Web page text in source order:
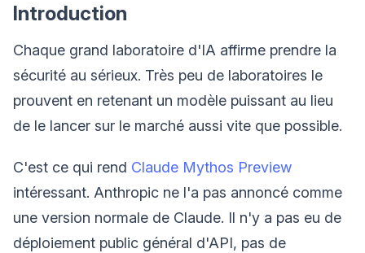
Introduction
Chaque grand laboratoire d'IA affirme prendre la
sécurité au sérieux. Très peu de laboratoires le
prouvent en retenant un modèle puissant au lieu
de le lancer sur le marché aussi vite que possible.
C'est ce qui rend Claude Mythos Preview
intéressant. Anthropic ne l'a pas annoncé comme
une version normale de Claude. Il n'y a pas eu de
déploiement public général d'API, pas de